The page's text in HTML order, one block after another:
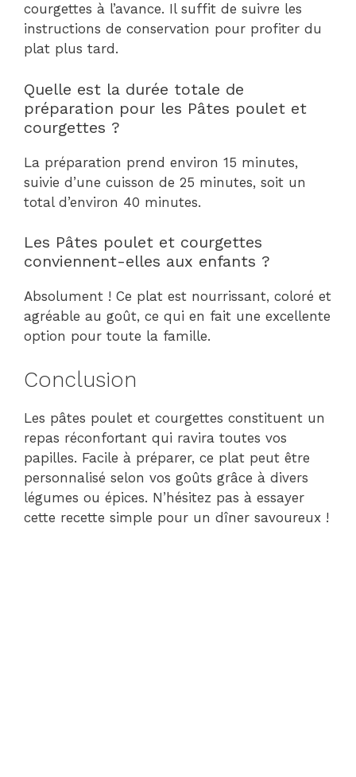
courgettes à l’avance. Il suffit de suivre les
instructions de conservation pour profiter du
plat plus tard.
Quelle est la durée totale de
préparation pour les Pâtes poulet et
courgettes ?
La préparation prend environ 15 minutes,
suivie d’une cuisson de 25 minutes, soit un
total d’environ 40 minutes.
Les Pâtes poulet et courgettes
conviennent-elles aux enfants ?
Absolument ! Ce plat est nourrissant, coloré et
agréable au goût, ce qui en fait une excellente
option pour toute la famille.
Conclusion
Les pâtes poulet et courgettes constituent un
repas réconfortant qui ravira toutes vos
papilles. Facile à préparer, ce plat peut être
personnalisé selon vos goûts grâce à divers
légumes ou épices. N’hésitez pas à essayer
cette recette simple pour un dîner savoureux !